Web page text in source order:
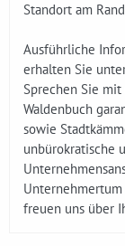
Standort am
Ausführliche
erhalten Sie
Sprechen Sie
Waldenbuch
sowie
unbürokratische
freuen uns über